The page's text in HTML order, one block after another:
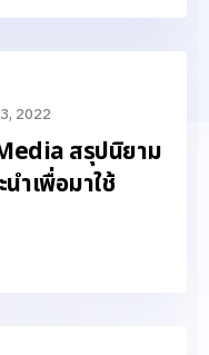
2022
สรุปนิยาม
ำเพื่อมาใช้